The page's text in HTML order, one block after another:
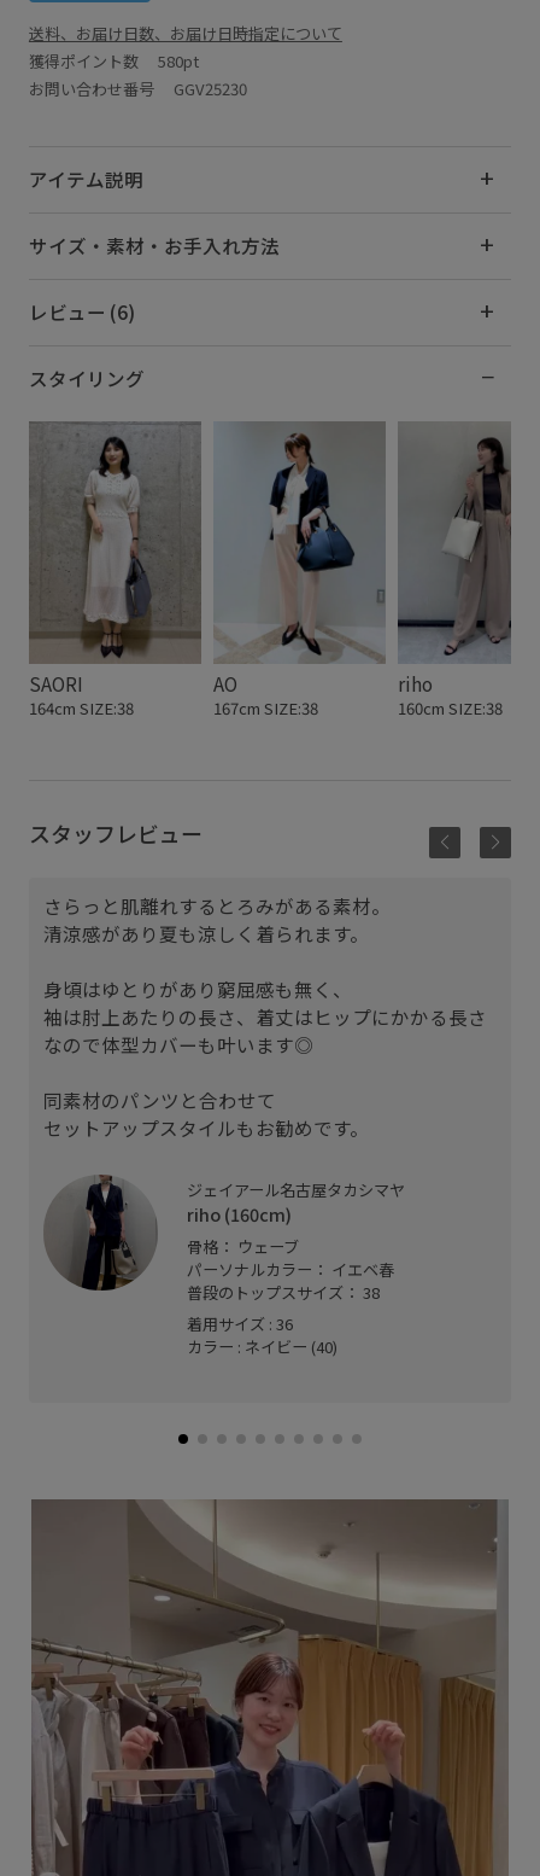
送料、お届け日数、お届け日時指定について
獲得ポイント数 580pt
お問い合わせ番号 GGV25230
アイテム説明
サイズ・素材・お手入れ方法
レビュー (6)
スタイリング
SAORI
164cm SIZE:38
AO
167cm SIZE:38
riho
160cm SIZE:38
スタッフレビュー
さらっと肌離れするとろみがある素材。
清涼感があり夏も涼しく着られます。
身頃はゆとりがあり窮屈感も無く、
袖は肘上あたりの長さ、着丈はヒップにかかる長さ
なので体型カバーも叶います◎
同素材のパンツと合わせて
セットアップスタイルもお勧めです。
ジェイアール名古屋タカシマヤ
riho (160cm)
骨格： ウェーブ
パーソナルカラー： イエベ春
普段のトップスサイズ： 38
着用サイズ : 36
カラー : ネイビー (40)